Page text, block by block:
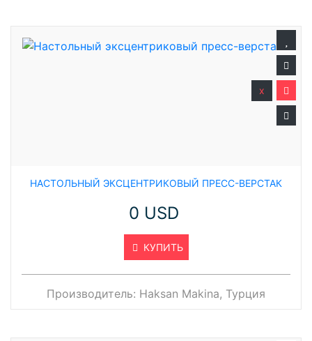
НАСТОЛЬНЫЙ ЭКСЦЕНТРИКОВЫЙ ПРЕСС-ВЕРСТАК
0 USD
КУПИТЬ
x
Производитель: Haksan Makina, Турция